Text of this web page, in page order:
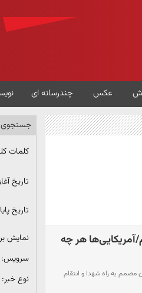
عکس چندرسانه ای
هر چه
مصمم به راه شهدا و انتقام
جستجوی
کلمات
تاریخ
تاریخ
نمایش
سرویس:
نوع خبر: